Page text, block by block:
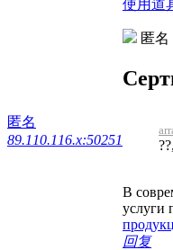
使用道
匿名
89.110.116.x:50251
匿名
В
услуги
回复